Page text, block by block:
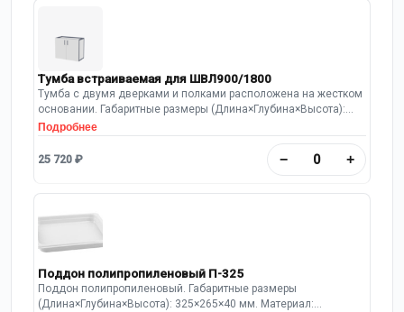
Тумба встраиваемая для ШВЛ900/1800
Тумба с двумя дверками и полками расположена на жестком
основании. Габаритные размеры (Длина×Глубина×Высота):
845х500х635 мм. Панели тумбы и фасады выполнены из
листового металла толщиной 1 мм, каркас из профильной
стальной трубы 20×20×1,2 мм. Фасады двойные типа
Подробнее
25 720 ₽ − +
Поддон полипропиленовый П-325
Поддон полипропиленовый. Габаритные размеры
(Длина×Глубина×Высота): 325×265×40 мм. Материал: